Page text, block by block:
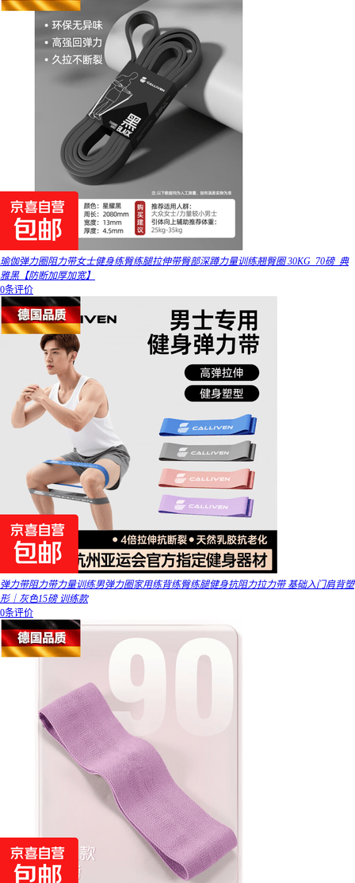
瑜伽弹力圈阻力带女士健身练臀练腿拉伸带臀部深蹲力量训练翘臀圈 30KG_70磅_典
雅黑【防断加厚加宽】
0条评价
弹力带阻力带力量训练男弹力圈家用练背练臀练腿健身抗阻力拉力带 基础入门肩背塑
形｜灰色15磅 训练款
0条评价